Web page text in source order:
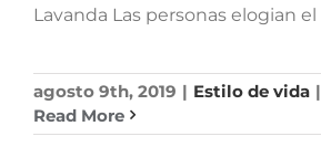
Lavanda Las personas elogian el
agosto 9th, 2019 | Estilo de vida |
Read More